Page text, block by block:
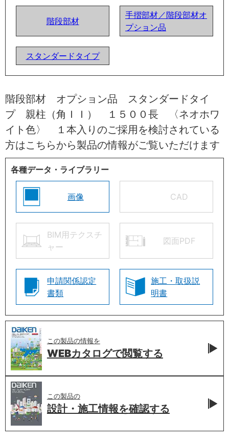
階段部材
手摺部材／階段部材オ
プション品
スタンダードタイプ
階段部材 オプション品 スタンダードタイ
プ 親柱（角ＩＩ） １５００長 〈ネオホワ
イト色〉 １本入りのご採用を検討されている
方はこちらから製品の情報がご覧いただけます
各種データ・ライブラリー
画像 CAD
BIM用テクスチ
ャー
図面PDF
申請関係認定
書類
施工・取扱説
明書
この製品の情報を
WEBカタログで閲覧する
この製品の
設計・施工情報を確認する